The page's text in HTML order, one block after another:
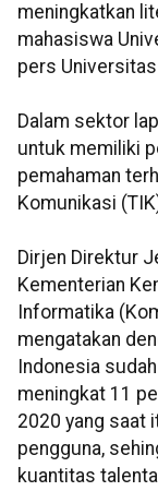
meningkatkan
mahasiswa
pers
Dalam sektor
untuk memiliki
pemahaman
Komunikasi
Dirjen Direktur
Kementerian
Informatika
mengatakan
Indonesia
meningkat 11
2020 yang saat
pengguna,
kuantitas